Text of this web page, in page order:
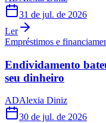
31 de jul. de 2026
Ler
Empréstimos e
Endividamento
seu dinheiro
ADAlexia Diniz
30 de jul. de 2026